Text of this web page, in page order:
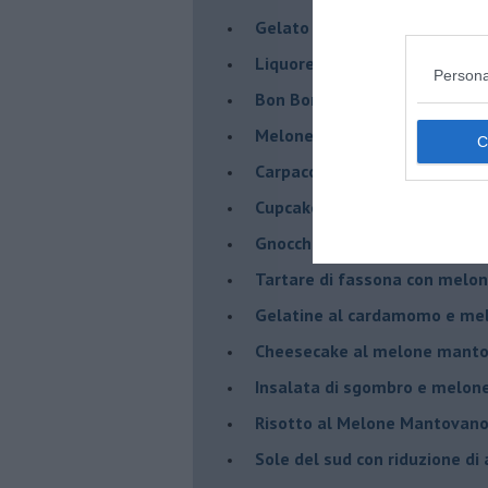
Gelato al melone mantovano
Liquore al melone
Bon Bon di melone
Melone mantovano IGP
Carpaccio di manzo con
Cupcake al melone con
Gnocchetti al pesto di
Tartare di fassona con
Gelatine al cardamomo e
Cheesecake al melone
Insalata di sgombro e
Risotto al Melone
Sole del sud con riduzione di